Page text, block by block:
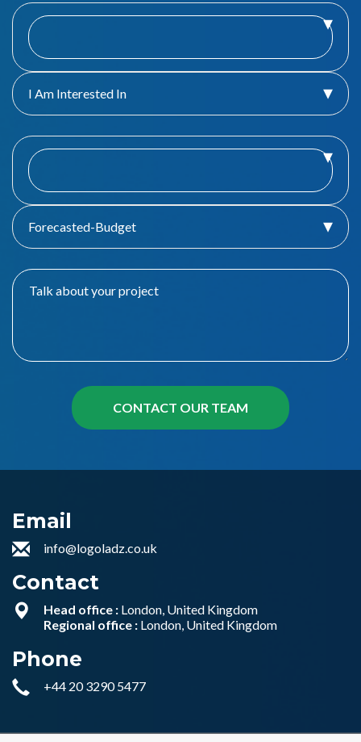
I Am Interested In
Forecasted-Budget
Email
info@logoladz.co.uk
Contact
Head office : London, United Kingdom
Regional office : London, United Kingdom
Phone
+44 20 3290 5477